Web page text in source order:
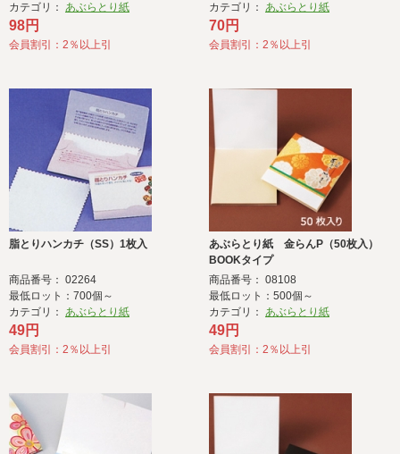
カテゴリ： あぶらとり紙
98円
会員割引：2％以上引
カテゴリ： あぶらとり紙
70円
会員割引：2％以上引
脂とりハンカチ（SS）1枚入
商品番号： 02264
最低ロット：700個～
カテゴリ： あぶらとり紙
49円
会員割引：2％以上引
あぶらとり紙 金らんP（50枚入）
BOOKタイプ
商品番号： 08108
最低ロット：500個～
カテゴリ： あぶらとり紙
49円
会員割引：2％以上引